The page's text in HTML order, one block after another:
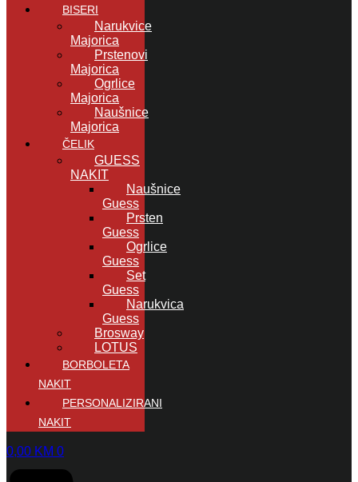
BISERI
Narukvice
Majorica
Prstenovi
Majorica
Ogrlice
Majorica
Naušnice
Majorica
ČELIK
GUESS
NAKIT
Naušnice
Guess
Prsten
Guess
Ogrlice
Guess
Set
Guess
Narukvica
Guess
Brosway
LOTUS
BORBOLETA
NAKIT
PERSONALIZIRANI
NAKIT
0,00 KM 0